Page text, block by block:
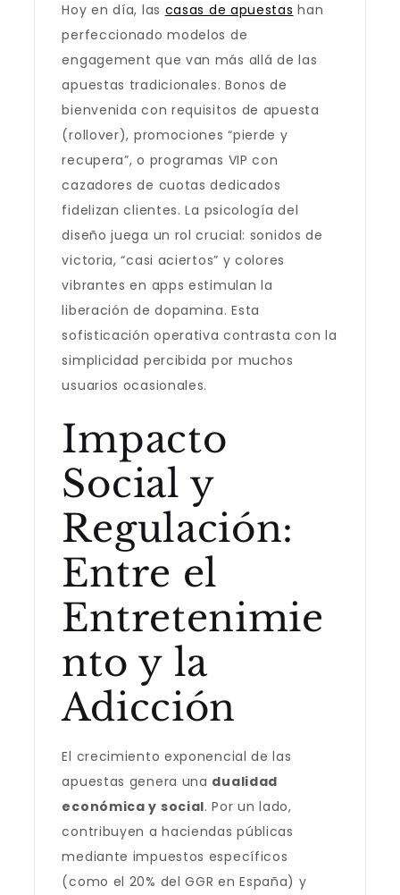
Hoy en día, las casas de apuestas han
perfeccionado modelos de
engagement que van más allá de las
apuestas tradicionales. Bonos de
bienvenida con requisitos de apuesta
(rollover), promociones “pierde y
recupera”, o programas VIP con
cazadores de cuotas dedicados
fidelizan clientes. La psicología del
diseño juega un rol crucial: sonidos de
victoria, “casi aciertos” y colores
vibrantes en apps estimulan la
liberación de dopamina. Esta
sofisticación operativa contrasta con la
simplicidad percibida por muchos
usuarios ocasionales.
Impacto
Social y
Regulación:
Entre el
Entretenimie
nto y la
Adicción
El crecimiento exponencial de las
apuestas genera una dualidad
económica y social. Por un lado,
contribuyen a haciendas públicas
mediante impuestos específicos
(como el 20% del GGR en España) y